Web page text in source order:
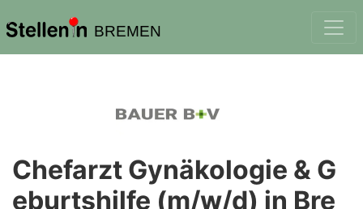
BREMEN
Chefarzt Gynäkologie & G
eburtshilfe (m/w/d) in Bre